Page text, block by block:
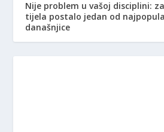
Nije problem u vašoj disciplini:
tijela postalo jedan od
današnjice